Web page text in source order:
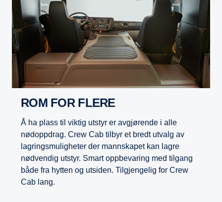
ROM FOR FLERE
Å ha plass til viktig utstyr er avgjørende i alle
nødoppdrag. Crew Cab tilbyr et bredt utvalg av
lagringsmuligheter der mannskapet kan lagre
nødvendig utstyr. Smart oppbevaring med tilgang
både fra hytten og utsiden. Tilgjengelig for Crew
Cab lang.